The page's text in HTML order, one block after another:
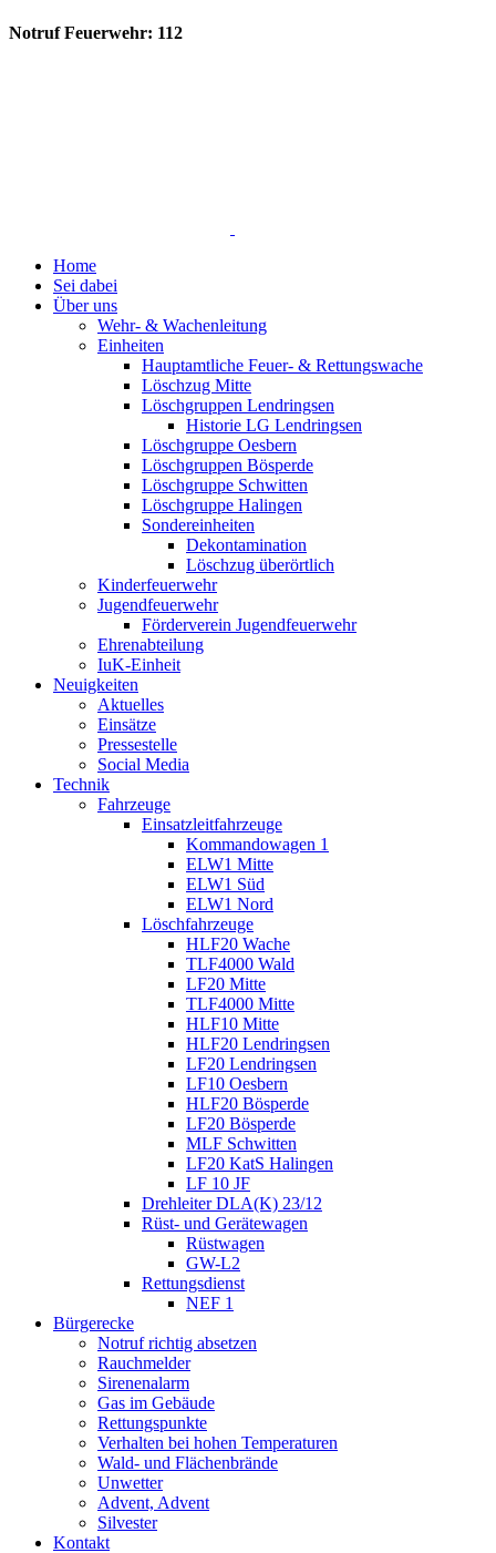
Notruf Feuerwehr: 112
Home
Sei dabei
Über uns
Wehr- & Wachenleitung
Einheiten
Hauptamtliche Feuer- & Rettungswache
Löschzug Mitte
Löschgruppen Lendringsen
Historie LG Lendringsen
Löschgruppe Oesbern
Löschgruppen Bösperde
Löschgruppe Schwitten
Löschgruppe Halingen
Sondereinheiten
Dekontamination
Löschzug überörtlich
Kinderfeuerwehr
Jugendfeuerwehr
Förderverein Jugendfeuerwehr
Ehrenabteilung
IuK-Einheit
Neuigkeiten
Aktuelles
Einsätze
Pressestelle
Social Media
Technik
Fahrzeuge
Einsatzleitfahrzeuge
Kommandowagen 1
ELW1 Mitte
ELW1 Süd
ELW1 Nord
Löschfahrzeuge
HLF20 Wache
TLF4000 Wald
LF20 Mitte
TLF4000 Mitte
HLF10 Mitte
HLF20 Lendringsen
LF20 Lendringsen
LF10 Oesbern
HLF20 Bösperde
LF20 Bösperde
MLF Schwitten
LF20 KatS Halingen
LF 10 JF
Drehleiter DLA(K) 23/12
Rüst- und Gerätewagen
Rüstwagen
GW-L2
Rettungsdienst
NEF 1
Bürgerecke
Notruf richtig absetzen
Rauchmelder
Sirenenalarm
Gas im Gebäude
Rettungspunkte
Verhalten bei hohen Temperaturen
Wald- und Flächenbrände
Unwetter
Advent, Advent
Silvester
Kontakt